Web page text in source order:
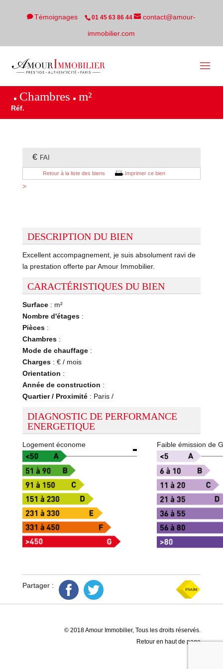
Témoignages 01 45 63 86 44 contact@amour-
immobilier.com
Chambres m²
Réf.
€ FAI
Retour à la liste des biens Imprimer ce bien
>
DESCRIPTION DU BIEN
Excellent accompagnement, je suis absolument ravi de
la prestation offerte par Amour Immobilier.
CARACTÉRISTIQUES DU BIEN
Surface: m²
Nombre d'étages:
Pièces:
Chambres:
Mode de chauffage:
Charges: € / mois
Orientation :
Année de construction :
Quartier / Proximité: Paris /
DIAGNOSTIC DE PERFORMANCE
ENERGETIQUE
Logement économe Faible émission de
Partager :
© 2018 Amour Immobilier, Tous les droits réservés.
Retour en haut de page